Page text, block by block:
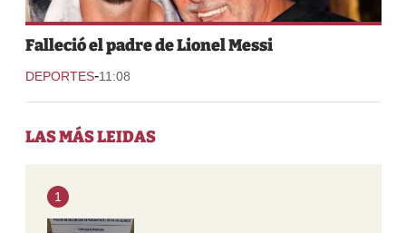
Falleció el padre de Lionel Messi
DEPORTES-11:08
LAS MÁS LEIDAS
1